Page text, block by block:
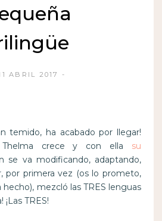
ABRIL 2017
temido, ha acabado por llegar!
Thelma crece y con ella su
se va modificando, adaptando,
por primera vez (os lo prometo,
mezcló las TRES lenguas
TRES!